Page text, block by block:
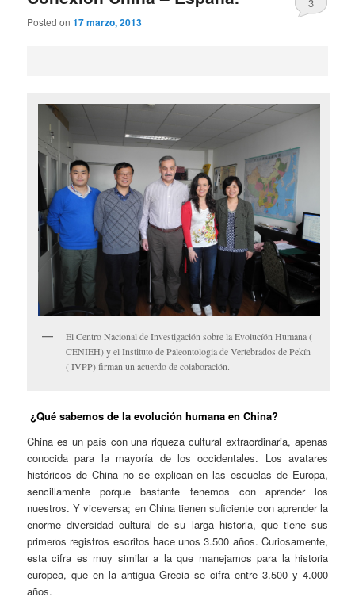
Posted on17 marzo, 2013
El Centro Nacional de Investigación sobre la Evolucíón Humana (
CENIEH) y el Instituto de Paleontologia de Vertebrados de Pekín
( IVPP) firman un acuerdo de colaboración.
¿Qué sabemos de la evolución humana en China?
China es un país con una riqueza cultural extraordinaria, apenas
conocida para la mayoría de los occidentales. Los avatares
históricos de China no se explican en las escuelas de Europa,
sencillamente porque bastante tenemos con aprender los
nuestros. Y viceversa; en China tienen suficiente con aprender la
enorme diversidad cultural de su larga historia, que tiene sus
primeros registros escritos hace unos 3.500 años. Curiosamente,
esta cifra es muy similar a la que manejamos para la historia
europea, que en la antigua Grecia se cifra entre 3.500 y 4.000
años.